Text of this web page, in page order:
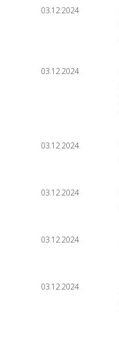
03.12.2024
03.12.2024
03.12.2024
03.12.2024
03.12.2024
03.12.2024